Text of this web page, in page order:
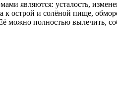
являются: усталость,
острой и солёной пище,
можно полностью